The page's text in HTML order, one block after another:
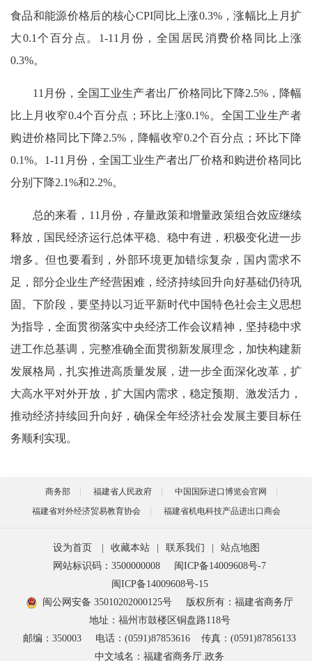
食品和能源价格后的核心CPI同比上涨0.3%，涨幅比上月扩
大0.1个百分点。1-11月份，全国居民消费价格同比上涨
0.3%。
11月份，全国工业生产者出厂价格同比下降2.5%，降幅
比上月收窄0.4个百分点；环比上涨0.1%。全国工业生产者
购进价格同比下降2.5%，降幅收窄0.2个百分点；环比下降
0.1%。1-11月份，全国工业生产者出厂价格和购进价格同比
分别下降2.1%和2.2%。
总的来看，11月份，存量政策和增量政策组合效应继续
释放，国民经济运行总体平稳、稳中有进，积极变化进一步
增多。但也要看到，外部环境更加错综复杂，国内需求不
足，部分企业生产经营困难，经济持续回升向好基础仍待巩
固。下阶段，要坚持以习近平新时代中国特色社会主义思想
为指导，全面贯彻落实中央经济工作会议精神，坚持稳中求
进工作总基调，完整准确全面贯彻新发展理念，加快构建新
发展格局，扎实推进高质量发展，进一步全面深化改革，扩
大高水平对外开放，扩大国内需求，稳定预期、激发活力，
推动经济持续回升向好，确保全年经济社会发展主要目标任
务顺利实现。
商务部 福建省人民政府
中国国际进口博览会官网
福建省对外经济贸易教育协会
福建省机电科技产品进出口商会
设为首页 收藏本站 联系我们
站点地图
网站标识码：3500000008
闽ICP备14009608号-7
闽ICP备14009608号-15
闽公网安备 35010202000125号
版权所有：福建省商务厅
地址：福州市鼓楼区铜盘路118号
邮编：350003
电话：(0591)87853616
传真：(0591)87856133
中文域名：福建省商务厅.政务